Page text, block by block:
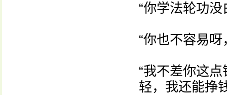
“你学法轮功
“你也不容易
“我不差你这
轻，我还能挣